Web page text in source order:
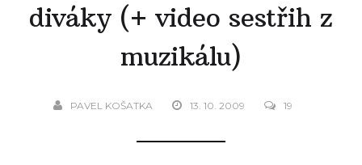
diváky (+ video sestřih z
muzikálu)
PAVEL KOŠATKA 13. 10. 2009 19